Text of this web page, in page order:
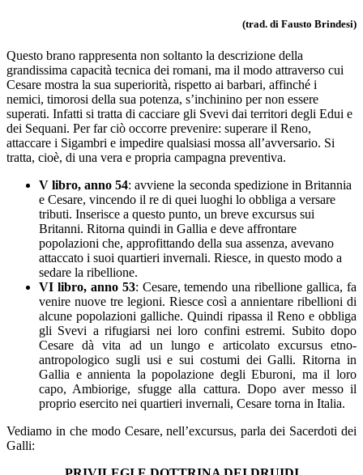
(trad. di Fausto Brindesi)
Questo brano rappresenta non soltanto la descrizione della
grandissima capacità tecnica dei romani, ma il modo attraverso cui
Cesare mostra la sua superiorità, rispetto ai barbari, affinché i
nemici, timorosi della sua potenza, s’inchinino per non essere
superati. Infatti si tratta di cacciare gli Svevi dai territori degli Edui e
dei Sequani. Per far ciò occorre prevenire: superare il Reno,
attaccare i Sigambri e impedire qualsiasi mossa all’avversario. Si
tratta, cioè, di una vera e propria campagna preventiva.
V libro, anno 54: avviene la seconda spedizione in Britannia
e Cesare, vincendo il re di quei luoghi lo obbliga a versare
tributi. Inserisce a questo punto, un breve excursus sui
Britanni. Ritorna quindi in Gallia e deve affrontare
popolazioni che, approfittando della sua assenza, avevano
attaccato i suoi quartieri invernali. Riesce, in questo modo a
sedare la ribellione.
VI libro, anno 53: Cesare, temendo una ribellione gallica, fa
venire nuove tre legioni. Riesce così a annientare ribellioni di
alcune popolazioni galliche. Quindi ripassa il Reno e obbliga
gli Svevi a rifugiarsi nei loro confini estremi. Subito dopo
Cesare dà vita ad un lungo e articolato excursus etno-
antropologico sugli usi e sui costumi dei Galli. Ritorna in
Gallia e annienta la popolazione degli Eburoni, ma il loro
capo, Ambiorige, sfugge alla cattura. Dopo aver messo il
proprio esercito nei quartieri invernali, Cesare torna in Italia.
Vediamo in che modo Cesare, nell’excursus, parla dei Sacerdoti dei
Galli: